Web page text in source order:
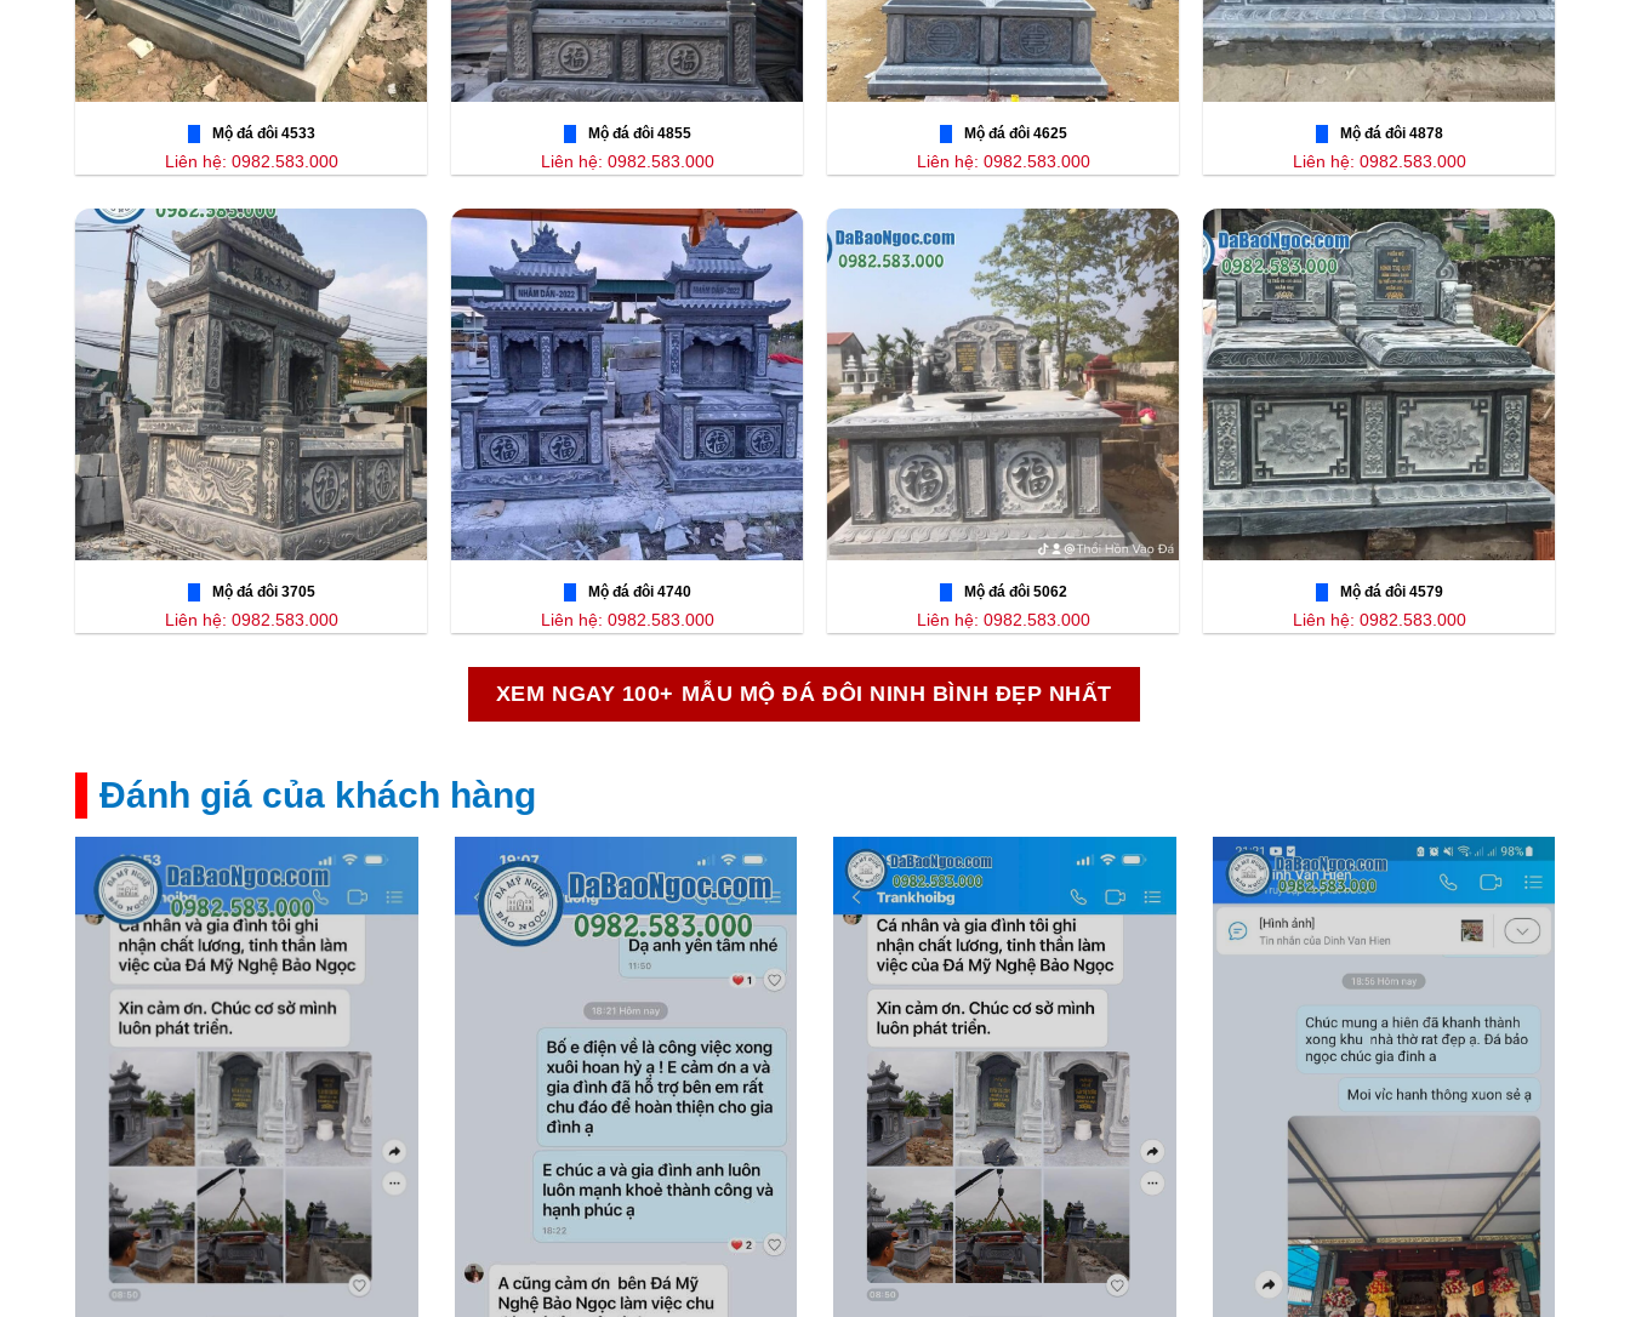
Mộ đá đôi 4533
Liên hệ: 0982.583.000
Mộ đá đôi 4855
Liên hệ: 0982.583.000
Mộ đá đôi 4625
Liên hệ: 0982.583.000
Mộ đá đôi 4878
Liên hệ: 0982.583.000
Mộ đá đôi 3705
Liên hệ: 0982.583.000
Mộ đá đôi 4740
Liên hệ: 0982.583.000
Mộ đá đôi 5062
Liên hệ: 0982.583.000
Mộ đá đôi 4579
Liên hệ: 0982.583.000
XEM NGAY 100+ MẪU MỘ ĐÁ ĐÔI NINH BÌNH ĐẸP NHẤT
Đánh giá của khách hàng